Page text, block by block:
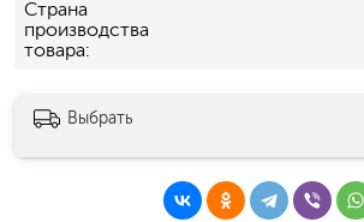
Страна
производства
товара
Выбрать